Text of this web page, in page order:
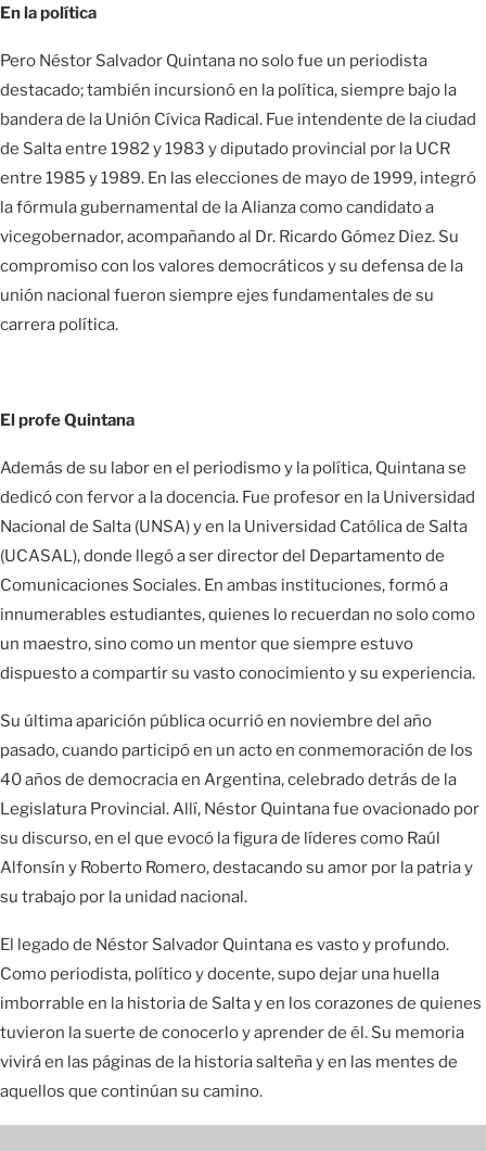
En la política
Pero Néstor Salvador Quintana no solo fue un periodista
destacado; también incursionó en la política, siempre bajo la
bandera de la Unión Cívica Radical. Fue intendente de la ciudad
de Salta entre 1982 y 1983 y diputado provincial por la UCR
entre 1985 y 1989. En las elecciones de mayo de 1999, integró
la fórmula gubernamental de la Alianza como candidato a
vicegobernador, acompañando al Dr. Ricardo Gómez Diez. Su
compromiso con los valores democráticos y su defensa de la
unión nacional fueron siempre ejes fundamentales de su
carrera política.
El profe Quintana
Además de su labor en el periodismo y la política, Quintana se
dedicó con fervor a la docencia. Fue profesor en la Universidad
Nacional de Salta (UNSA) y en la Universidad Católica de Salta
(UCASAL), donde llegó a ser director del Departamento de
Comunicaciones Sociales. En ambas instituciones, formó a
innumerables estudiantes, quienes lo recuerdan no solo como
un maestro, sino como un mentor que siempre estuvo
dispuesto a compartir su vasto conocimiento y su experiencia.
Su última aparición pública ocurrió en noviembre del año
pasado, cuando participó en un acto en conmemoración de los
40 años de democracia en Argentina, celebrado detrás de la
Legislatura Provincial. Allí, Néstor Quintana fue ovacionado por
su discurso, en el que evocó la figura de líderes como Raúl
Alfonsín y Roberto Romero, destacando su amor por la patria y
su trabajo por la unidad nacional.
El legado de Néstor Salvador Quintana es vasto y profundo.
Como periodista, político y docente, supo dejar una huella
imborrable en la historia de Salta y en los corazones de quienes
tuvieron la suerte de conocerlo y aprender de él. Su memoria
vivirá en las páginas de la historia salteña y en las mentes de
aquellos que continúan su camino.